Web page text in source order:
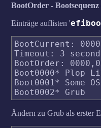
BootOrder - Bootsequenz
Einträge auflisten '
BootCurrent: 0000
Timeout: 3
BootOrder:
Boot0000* Plop
Boot0001* Some OS
Ändern zu Grub als erster